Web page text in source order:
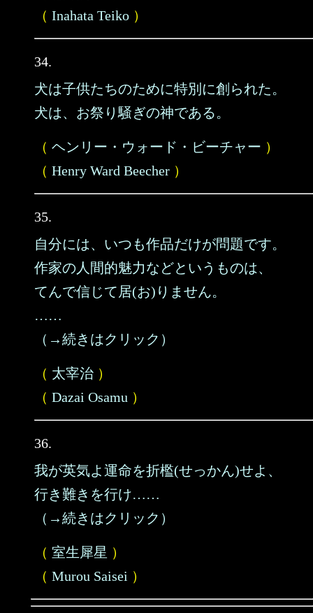
（ Inahata Teiko ）
34.
犬は子供たちのために特別に創られた。
犬は、お祭り騒ぎの神である。
（ ヘンリー・ウォード・ビーチャー ）
（ Henry Ward Beecher ）
35.
自分には、いつも作品だけが問題です。
作家の人間的魅力などというものは、
てんで信じて居(お)りません。
……
（→続きはクリック）
（ 太宰治 ）
（ Dazai Osamu ）
36.
我が英気よ運命を折檻(せっかん)せよ、
行き難きを行け……
（→続きはクリック）
（ 室生犀星 ）
（ Murou Saisei ）